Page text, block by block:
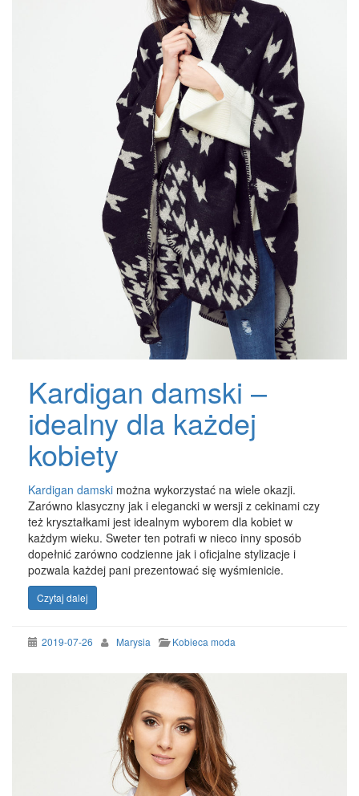
Kardigan damski –
idealny dla każdej
kobiety
Kardigan damski można wykorzystać na wiele okazji.
Zarówno klasyczny jak i elegancki w wersji z cekinami czy
też kryształkami jest idealnym wyborem dla kobiet w
każdym wieku. Sweter ten potrafi w nieco inny sposób
dopełnić zarówno codzienne jak i oficjalne stylizacje i
pozwala każdej pani prezentować się wyśmienicie.
Czytaj dalej
2019-07-26 Marysia Kobieca moda